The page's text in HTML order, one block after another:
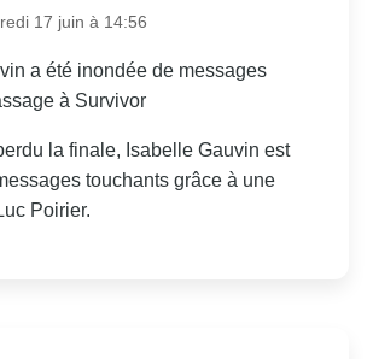
17 juin à 14:56
a été inondée de messages
à Survivor
la finale, Isabelle Gauvin est
touchants grâce à une
Poirier.